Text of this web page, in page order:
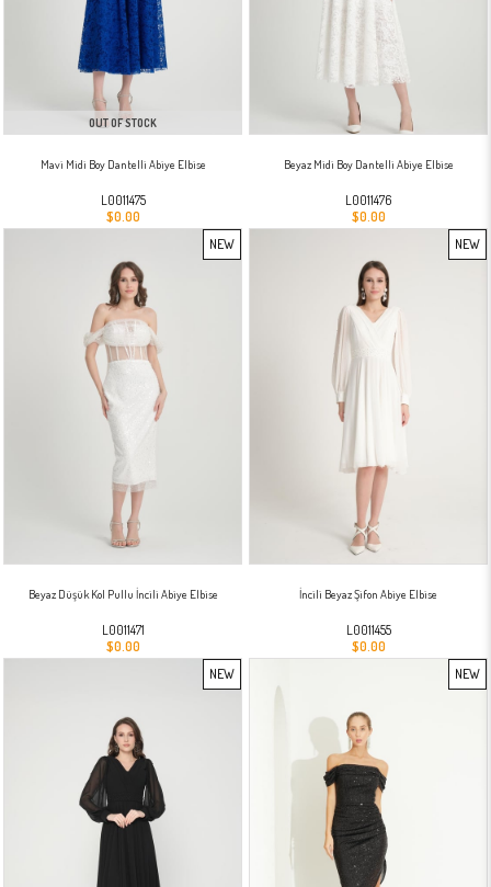
OUT OF STOCK
Mavi Midi Boy Dantelli Abiye Elbise
L0011475
$0.00
Beyaz Midi Boy Dantelli Abiye Elbise
L0011476
$0.00
Beyaz Düşük Kol Pullu İncili Abiye Elbise
L0011471
$0.00
NEW
İncili Beyaz Şifon Abiye Elbise
L0011455
$0.00
NEW
NEW
NEW